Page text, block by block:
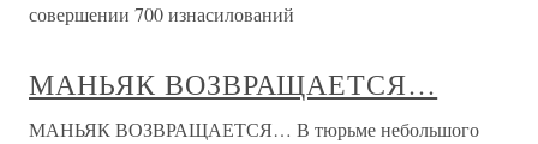
совершении 700 изнасилований
МАНЬЯК ВОЗВРАЩАЕТСЯ…
МАНЬЯК ВОЗВРАЩАЕТСЯ… В тюрьме небольшого